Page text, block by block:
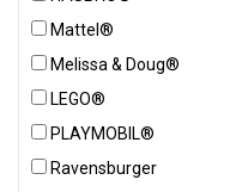
Mattel®
Melissa & Doug®
LEGO®
PLAYMOBIL®
Ravensburger